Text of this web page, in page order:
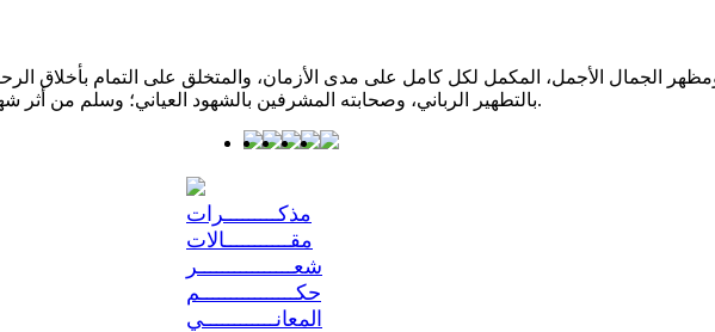
الجمال الأجمل، المكمل لكل كامل على مدى الأزمان، والمتخلق على التمام بأخلاق
بالتطهير الرباني، وصحابته المشرفين بالشهود العياني؛ وسلم من أثر شهود نفوسنا صلاتنا عليه تسليما. والحمد لله المنعم المفضل حمدا عميما.
مذكـــــــــرات
مقـــــــــــالات
شعــــــــــــــــر
حكــــــــــــــــم
المعانــــــــــــي